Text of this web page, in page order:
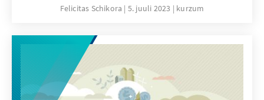
benötigte Reformen umzusetzen. Das
Wohnungspolitik beispielsweise durch
Senkung der Kosten zur
Immobilienfinanzierung zurück auf die
Erfolgsspur gesetzt werden kann.
Felicitas Schikora 5. juuli 2023 kurzum